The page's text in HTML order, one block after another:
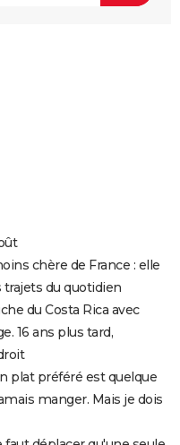
chère de France : elle
trajets du quotidien
du Costa Rica avec
16 ans plus tard,
plat préféré est quelque
manger. Mais je dois